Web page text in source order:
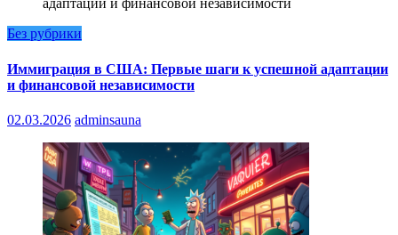
Без рубрики
Иммиграция в США: Первые шаги к успешной адаптации
и финансовой независимости
02.03.2026 adminsauna